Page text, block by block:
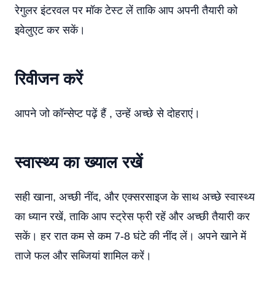
रेगुलर इंटरवल पर मॉक टेस्ट लें ताकि आप अपनी तैयारी को
इवेलुएट कर सकें।
रिवीजन करें
आपने जो कॉन्सेप्ट पढ़ें हैं , उन्हें अच्छे से दोहराएं।
स्वास्थ्य का ख्याल रखें
सही खाना, अच्छी नींद, और एक्सरसाइज के साथ अच्छे स्वास्थ्य
का ध्यान रखें, ताकि आप स्ट्रेस फ्री रहें और अच्छी तैयारी कर
सकें। हर रात कम से कम 7-8 घंटे की नींद लें। अपने खाने में
ताजे फल और सब्जियां शामिल करें।